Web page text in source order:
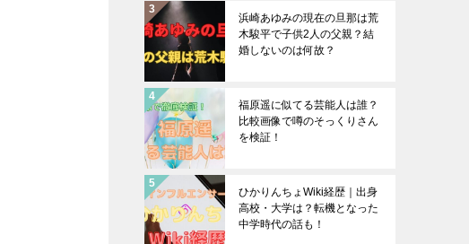
浜崎あゆみの現在の旦那は荒
木駿平で子供2人の父親？結
婚しないのは何故？
福原遥に似てる芸能人は誰？
比較画像で噂のそっくりさん
を検証！
ひかりんちょWiki経歴｜出身
高校・大学は？転機となった
中学時代の話も！